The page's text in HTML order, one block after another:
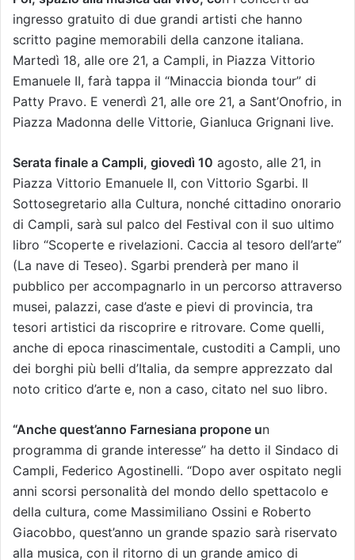
ingresso gratuito di due grandi artisti che hanno
scritto pagine memorabili della canzone italiana.
Martedì 18, alle ore 21, a Campli, in Piazza Vittorio
Emanuele II, farà tappa il “Minaccia bionda tour” di
Patty Pravo. E venerdì 21, alle ore 21, a Sant’Onofrio, in
Piazza Madonna delle Vittorie, Gianluca Grignani live.
Serata finale a Campli, giovedì 10 agosto, alle 21, in
Piazza Vittorio Emanuele II, con Vittorio Sgarbi. Il
Sottosegretario alla Cultura, nonché cittadino onorario
di Campli, sarà sul palco del Festival con il suo ultimo
libro “Scoperte e rivelazioni. Caccia al tesoro dell’arte”
(La nave di Teseo). Sgarbi prenderà per mano il
pubblico per accompagnarlo in un percorso attraverso
musei, palazzi, case d’aste e pievi di provincia, tra
tesori artistici da riscoprire e ritrovare. Come quelli,
anche di epoca rinascimentale, custoditi a Campli, uno
dei borghi più belli d’Italia, da sempre apprezzato dal
noto critico d’arte e, non a caso, citato nel suo libro.
“Anche quest’anno Farnesiana propone un
programma di grande interesse” ha detto il Sindaco di
Campli, Federico Agostinelli. “Dopo aver ospitato negli
anni scorsi personalità del mondo dello spettacolo e
della cultura, come Massimiliano Ossini e Roberto
Giacobbo, quest’anno un grande spazio sarà riservato
alla musica, con il ritorno di un grande amico di